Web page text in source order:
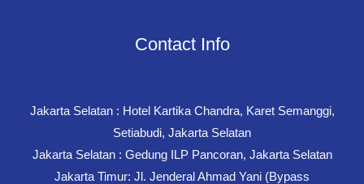
Contact Info
Jakarta Selatan : Hotel Kartika Chandra, Karet Semanggi,
Setiabudi, Jakarta Selatan
Jakarta Selatan : Gedung ILP Pancoran, Jakarta Selatan
Jakarta Timur: Jl. Jenderal Ahmad Yani (Bypass